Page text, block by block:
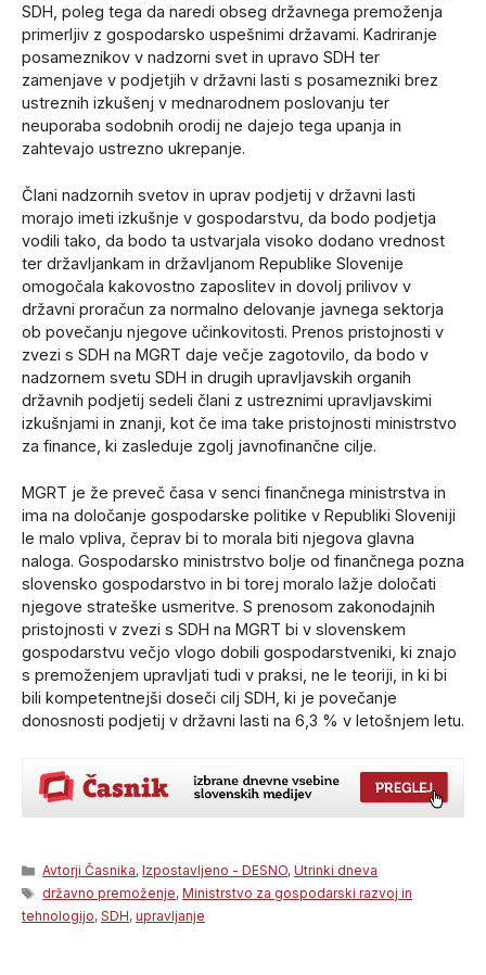
SDH, poleg tega da naredi obseg državnega premoženja
primerljiv z gospodarsko uspešnimi državami. Kadriranje
posameznikov v nadzorni svet in upravo SDH ter
zamenjave v podjetjih v državni lasti s posamezniki brez
ustreznih izkušenj v mednarodnem poslovanju ter
neuporaba sodobnih orodij ne dajejo tega upanja in
zahtevajo ustrezno ukrepanje.
Člani nadzornih svetov in uprav podjetij v državni lasti
morajo imeti izkušnje v gospodarstvu, da bodo podjetja
vodili tako, da bodo ta ustvarjala visoko dodano vrednost
ter državljankam in državljanom Republike Slovenije
omogočala kakovostno zaposlitev in dovolj prilivov v
državni proračun za normalno delovanje javnega sektorja
ob povečanju njegove učinkovitosti. Prenos pristojnosti v
zvezi s SDH na MGRT daje večje zagotovilo, da bodo v
nadzornem svetu SDH in drugih upravljavskih organih
državnih podjetij sedeli člani z ustreznimi upravljavskimi
izkušnjami in znanji, kot če ima take pristojnosti ministrstvo
za finance, ki zasleduje zgolj javnofinančne cilje.
MGRT je že preveč časa v senci finančnega ministrstva in
ima na določanje gospodarske politike v Republiki Sloveniji
le malo vpliva, čeprav bi to morala biti njegova glavna
naloga. Gospodarsko ministrstvo bolje od finančnega pozna
slovensko gospodarstvo in bi torej moralo lažje določati
njegove strateške usmeritve. S prenosom zakonodajnih
pristojnosti v zvezi s SDH na MGRT bi v slovenskem
gospodarstvu večjo vlogo dobili gospodarstveniki, ki znajo
s premoženjem upravljati tudi v praksi, ne le teoriji, in ki bi
bili kompetentnejši doseči cilj SDH, ki je povečanje
donosnosti podjetij v državni lasti na 6,3 % v letošnjem letu.
Categories
Avtorji Časnika,Izpostavljeno - DESNO,Utrinki dneva
Tags
državno premoženje,Ministrstvo za gospodarski razvoj in
tehnologijo, SDH, upravljanje